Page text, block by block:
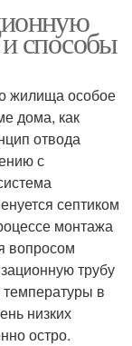
трубы
способы
жилища особое
дома, как
отвода
с
септиком
монтажа
вопросом
трубу
температуры в
низких
остро.